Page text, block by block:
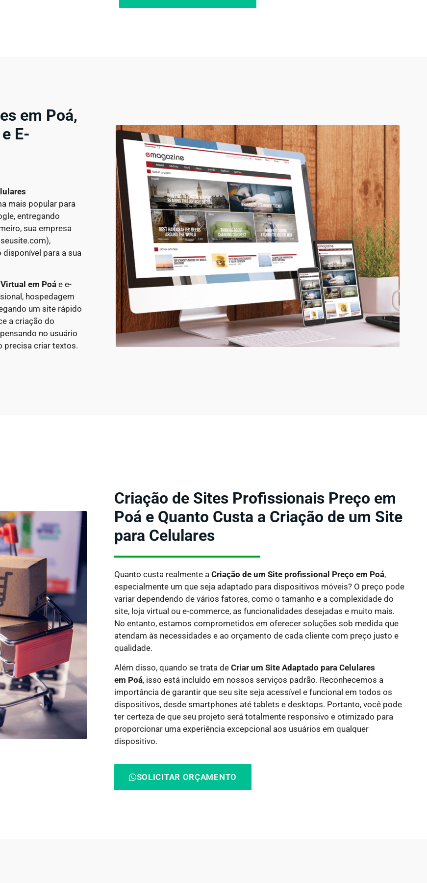
em Poá,
E-
mais popular para
entregando
sua empresa
para a sua
em Poá e e-
hospedagem
um site rápido
a criação do
no usuário
precisa criar textos.
Criação de Sites Profissionais Preço em
Poá e Quanto Custa a Criação de um Site
para Celulares
Quanto custa realmente a Criação de um Site profissional Preço em Poá,
especialmente um que seja adaptado para dispositivos móveis? O preço pode
variar dependendo de vários fatores, como o tamanho e a complexidade do
site, loja virtual ou e-commerce, as funcionalidades desejadas e muito mais.
No entanto, estamos comprometidos em oferecer soluções sob medida que
atendam às necessidades e ao orçamento de cada cliente com preço justo e
qualidade.
Além disso, quando se trata de Criar um Site Adaptado para Celulares
em Poá, isso está incluído em nossos serviços padrão. Reconhecemos a
importância de garantir que seu site seja acessível e funcional em todos os
dispositivos, desde smartphones até tablets e desktops. Portanto, você pode
ter certeza de que seu projeto será totalmente responsivo e otimizado para
proporcionar uma experiência excepcional aos usuários em qualquer
dispositivo.
SOLICITAR ORÇAMENTO